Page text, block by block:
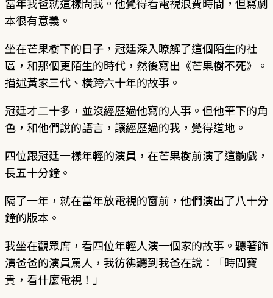
本很有意義。
坐在芒果樹下的日子，冠廷深入瞭解了這個陌生的社
區，和那個更陌生的時代，然後寫出《芒果樹不死》。
描述黃家三代、橫跨六十年的故事。
冠廷才二十多，並沒經歷過他寫的人事。但他筆下的角
色，和他們說的語言，讓經歷過的我，覺得道地。
四位跟冠廷一樣年輕的演員，在芒果樹前演了這齣戲，
長五十分鐘。
隔了一年，就在當年放電視的窗前，他們演出了八十分
鐘的版本。
我坐在觀眾席，看四位年輕人演一個家的故事。聽著飾
演爸爸的演員罵人，我彷彿聽到我爸在說：「時間寶
貴，看什麼電視！」